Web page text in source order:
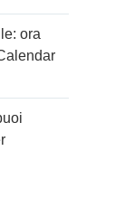
ora